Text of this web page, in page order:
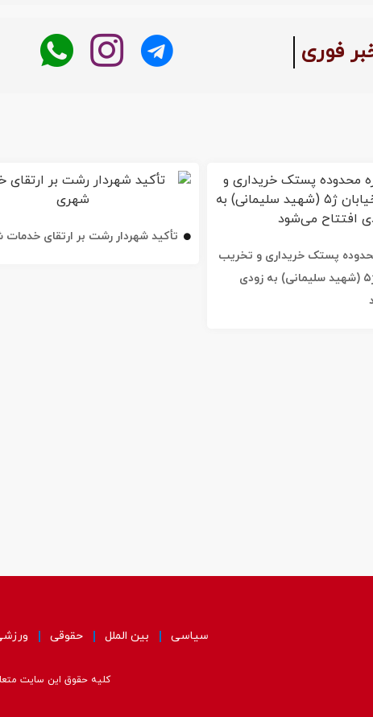
: خبر فوری
محدوده پستک خریداری و تخریب
شد / خیابان ژ۵ (شهید سلیمانی) به زودی
تأکید شهردار رشت بر ارتقای
سیاسی بین الملل حقوقی
کلیه حقوق این سایت